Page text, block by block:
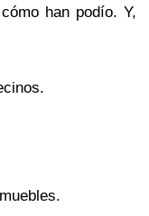
han podío. Y,